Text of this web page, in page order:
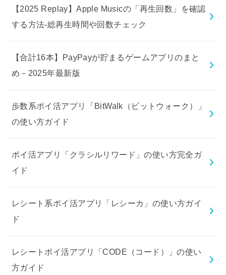
【2025 Replay】Apple Musicの「再生回数」を確認
する方法-総再生時間や回数チェック
【合計16本】PayPayが貯まるゲームアプリのまと
め－2025年最新版
歩数系ポイ活アプリ「BitWalk（ビットウォーク）」
の使い方ガイド
ポイ活アプリ「クラシルリワード」の使い方完全ガ
イド
レシート系ポイ活アプリ「レシーカ」の使い方ガイ
ド
レシートポイ活アプリ「CODE（コード）」の使い
方ガイド